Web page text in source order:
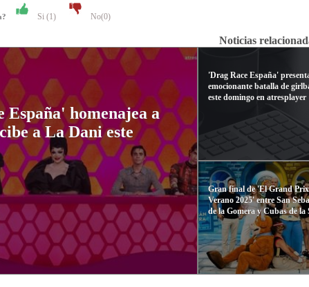
Si (1) No(0)
Noticias
España' homenajea a
a La Dani este
'Drag Race España'
emocionante batalla de
este domingo en atresplayer
Gran final de 'El Grand
Verano 2025' entre San
de la Gomera y Cubas de la